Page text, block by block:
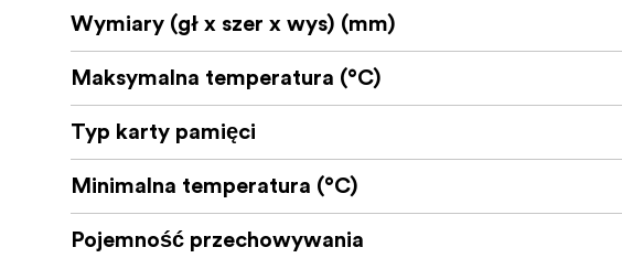
Wymiary (gł x szer x wys) (mm)
Maksymalna temperatura (°C)
Typ karty pamięci
Minimalna temperatura (°C)
Pojemność przechowywania